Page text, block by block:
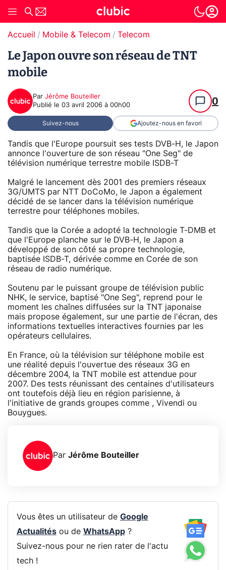
Accueil Mobile & Telecom Telecom
Le Japon ouvre son réseau de TNT
mobile
Par Jérôme Bouteiller
Publié le 03 avril 2006 à 00h00 0
Suivez-nous Ajoutez-nous en favori
Tandis que l'Europe poursuit ses tests DVB-H, le Japon
annonce l'ouverture de son réseau "One Seg" de
télévision numérique terrestre mobile ISDB-T
Malgré le lancement dès 2001 des premiers réseaux
3G/UMTS par NTT DoCoMo, le Japon a également
décidé de se lancer dans la télévision numérique
terrestre pour téléphones mobiles.
Tandis que la Corée a adopté la technologie T-DMB et
que l'Europe planche sur le DVB-H, le Japon a
développé de son côté sa propre technologie,
baptisée ISDB-T, dérivée comme en Corée de son
réseau de radio numérique.
Soutenu par le puissant groupe de télévision public
NHK, le service, baptisé "One Seg", reprend pour le
moment les chaînes diffusées sur la TNT japonaise
mais propose également, sur une partie de l'écran, des
informations textuelles interactives fournies par les
opérateurs cellulaires.
En France, où la télévision sur téléphone mobile est
une réalité depuis l'ouvertue des réseaux 3G en
décembre 2004, la TNT mobile est attendue pour
2007. Des tests réunissant des centaines d'utilisateurs
ont toutefois déjà lieu en région parisienne, à
l'initiative de grands groupes comme , Vivendi ou
Bouygues.
Par Jérôme Bouteiller
Vous êtes un utilisateur de Google
Actualitésou de WhatsApp?
Suivez-nous pour ne rien rater de l'actu
tech !